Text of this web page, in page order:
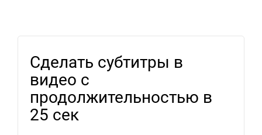
Сделать субтитры в
видео с
продолжительностью в
25 сек